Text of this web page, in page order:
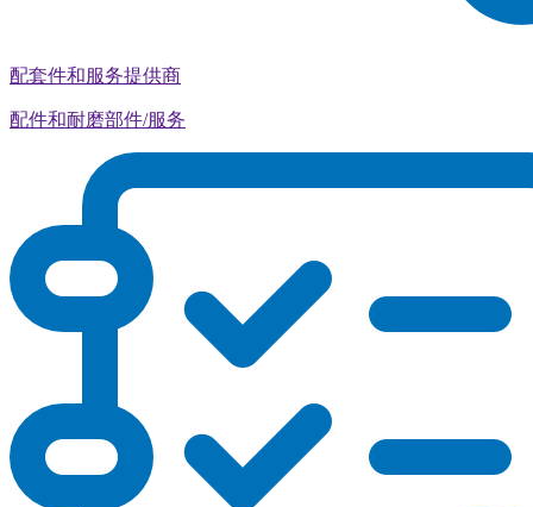
配套件和服务提供商
配件和耐磨部件/服务